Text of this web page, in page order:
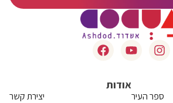
אודות
יצירת קשר
ספר העיר